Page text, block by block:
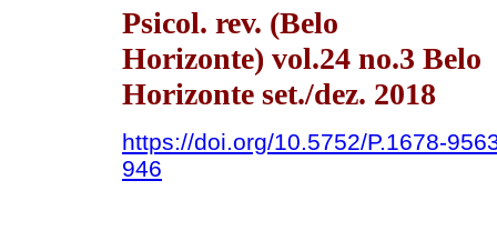
Psicol. rev. (Belo
Horizonte) vol.24 no.3 Belo
Horizonte set./dez. 2018
https://doi.org/10.5752/P.1678-
946